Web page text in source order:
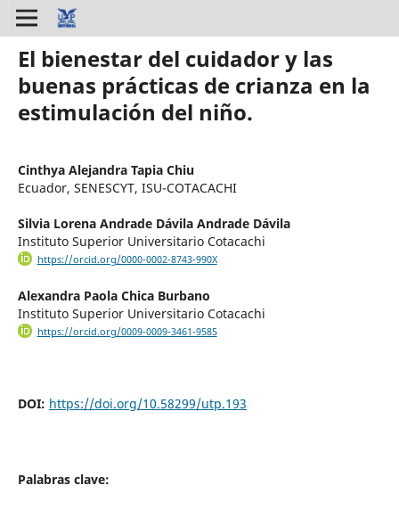
El bienestar del cuidador y las
buenas prácticas de crianza en la
estimulación del niño.
Cinthya Alejandra Tapia Chiu
Ecuador, SENESCYT, ISU-COTACACHI
Silvia Lorena Andrade Dávila Andrade Dávila
Instituto Superior Universitario Cotacachi
https://orcid.org/0000-0002-8743-990X
Alexandra Paola Chica Burbano
Instituto Superior Universitario Cotacachi
https://orcid.org/0009-0009-3461-9585
DOI: https://doi.org/10.58299/utp.193
Palabras clave: